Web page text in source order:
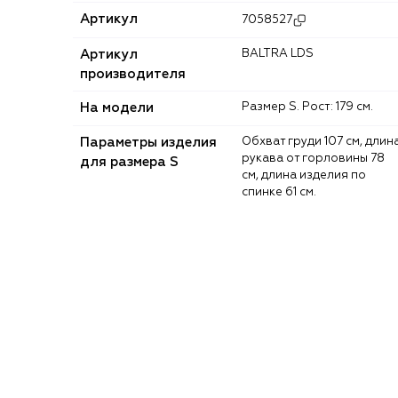
Артикул 7058527
Артикул
производителя
BALTRA LDS
На модели Размер S. Рост: 179 см.
Параметры изделия
для размера S
Обхват груди 107 см, длина
рукава от горловины 78
см, длина изделия по
спинке 61 см.